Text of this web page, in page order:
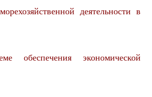
деятельности в
обеспечения экономической